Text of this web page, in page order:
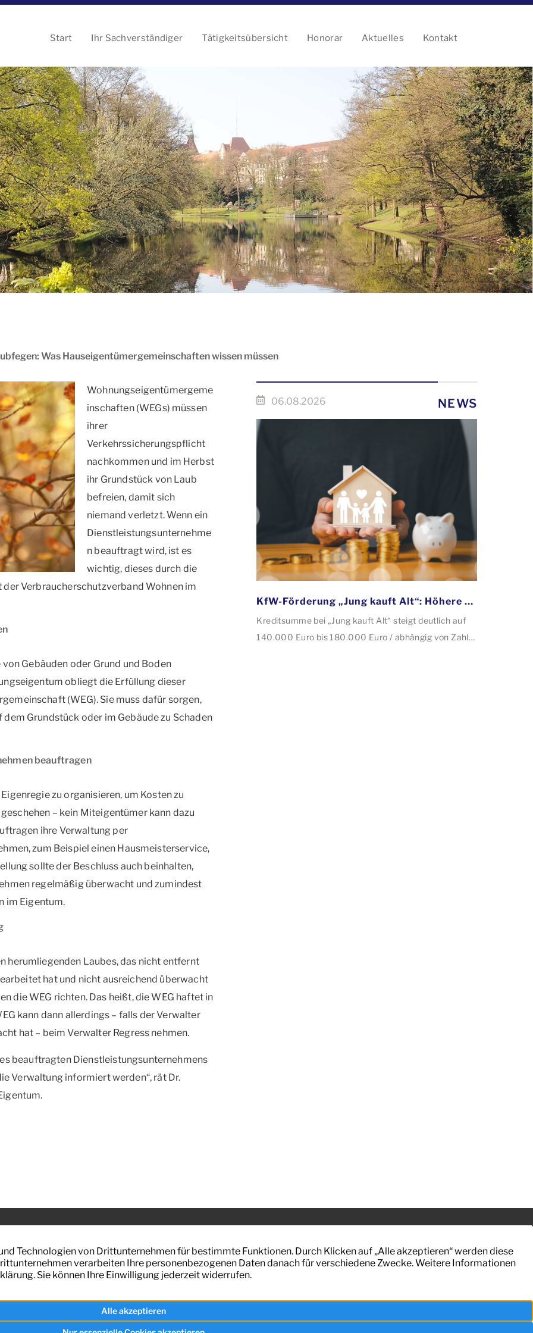
Start Ihr Sachverständiger Tätigkeitsübersicht Honorar Aktuelles Kontakt
Was Hauseigentümergemeinschaften wissen müssen
Wohnungseigentümergeme
inschaften (WEGs) müssen
ihrer
Verkehrssicherungspflicht
nachkommen und im Herbst
ihr Grundstück von Laub
befreien, damit sich
niemand verletzt. Wenn ein
Dienstleistungsunternehme
n beauftragt wird, ist es
wichtig, dieses durch die
Verbraucherschutzverband Wohnen im
Gebäuden oder Grund und Boden
obliegt die Erfüllung dieser
(WEG). Sie muss dafür sorgen,
Grundstück oder im Gebäude zu Schaden
beauftragen
zu organisieren, um Kosten zu
– kein Miteigentümer kann dazu
ihre Verwaltung per
zum Beispiel einen Hausmeisterservice,
sollte der Beschluss auch beinhalten,
regelmäßig überwacht und zumindest
im Eigentum.
herumliegenden Laubes, das nicht entfernt
hat und nicht ausreichend überwacht
die WEG richten. Das heißt, die WEG haftet in
kann dann allerdings – falls der Verwalter
hat – beim Verwalter Regress nehmen.
beauftragten Dienstleistungsunternehmens
Verwaltung informiert werden“, rät Dr.
06.08.2026 NEWS
KfW-Förderung „Jung kauft Alt“: Höhere Kredite ab August 2026
Kreditsumme bei „Jung kauft Alt“ steigt deutlich auf
140.000 Euro bis 180.000 Euro / abhängig von Zahl
Partner in Bremen für die
Mieten und Pachten.
Kontakt
Impressum